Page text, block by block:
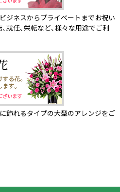
ジネスからプライベートまでお祝い
就任、栄転など、様々な用途でご利
飾れるタイプの大型のアレンジをご